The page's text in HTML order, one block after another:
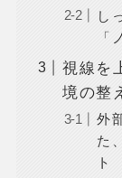
し
「
視線を
境の整
外
た
ト